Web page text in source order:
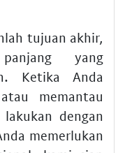
tujuan akhir,
yang
Ketika Anda
memantau
lakukan dengan
memerlukan